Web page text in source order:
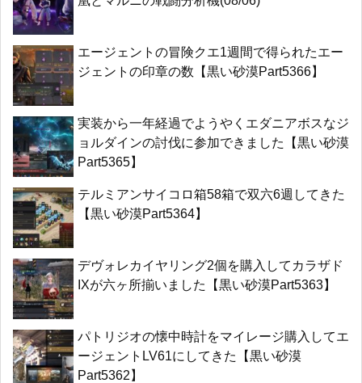
エージェントの冒険クエ1週間で得られたエー
ジェントの印章の数【黒い砂漠Part5366】
実装から一年経過でようやくエダニアボスなジ
ョルダインの討伐に参加できました【黒い砂漠
Part5365】
テルミアンサイコロ箱58箱で双六6週してきた
【黒い砂漠Part5364】
デヴォレカイヤリング2個を購入してカラザド
IXが六ヶ所揃いました【黒い砂漠Part5363】
パトリジオの懐中時計をマイレージ購入してエ
ージェントLV61にしてきた【黒い砂漠
Part5362】